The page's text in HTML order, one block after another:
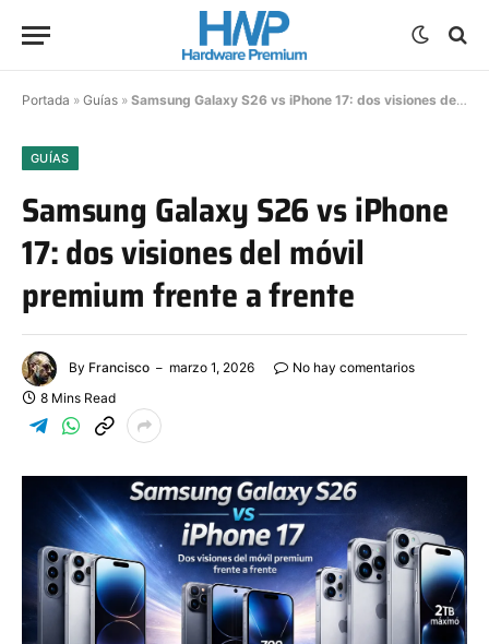
Portada » Guías » Samsung Galaxy S26 vs iPhone 17: dos visiones del móvil premium frente a frente
GUÍAS
Samsung Galaxy S26 vs iPhone
17: dos visiones del móvil
premium frente a frente
By Francisco marzo 1, 2026
No hay comentarios
8 Mins Read